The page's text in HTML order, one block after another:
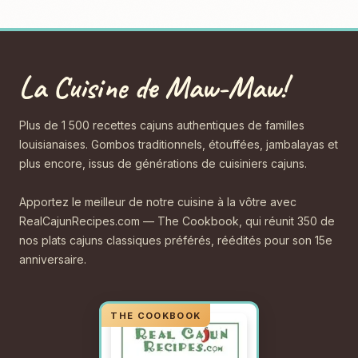
La Cuisine de Maw-Maw!
Plus de 1 500 recettes cajuns authentiques de familles
louisianaises. Gombos traditionnels, étouffées, jambalayas et
plus encore, issus de générations de cuisiniers cajuns.
Apportez le meilleur de notre cuisine à la vôtre avec
RealCajunRecipes.com — The Cookbook, qui réunit 350 de
nos plats cajuns classiques préférés, réédités pour son 15e
anniversaire.